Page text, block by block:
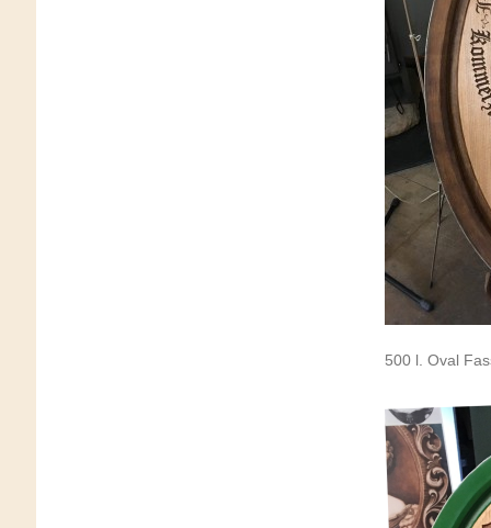
500 l. Oval